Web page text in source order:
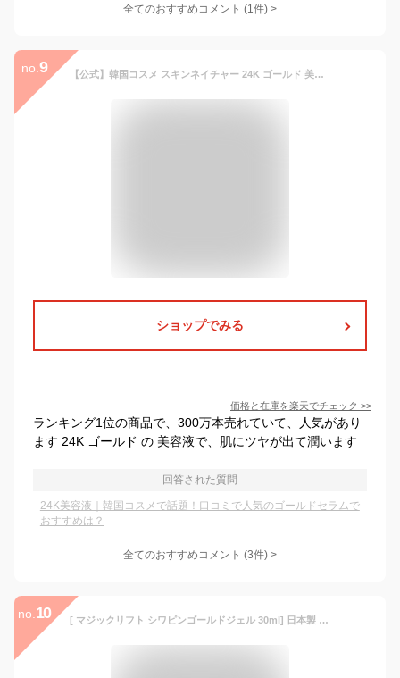
全てのおすすめコメント (1件) >
no. 9 【公式】韓国コスメ スキンネイチャー 24K ゴールド 美容液 潤い 保湿ケア ツヤ アンプル 2個セット
ショップでみる
価格と在庫を楽天でチェック >>
ランキング1位の商品で、300万本売れていて、人気があり
ます 24K ゴールド の 美容液で、肌にツヤが出て潤います
回答された質問
24K美容液｜韓国コスメで話題！口コミで人気のゴールドセラムで
おすすめは？
全てのおすすめコメント (3件) >
no. 10 [ マジックリフト シワピンゴールドジェル 30ml] 日本製 24K金成分 スポット ポイント使い スポットケア 乾燥 シワ シミ ヒアルロン酸 コラーゲン 美容液 乾燥 おまけ付き